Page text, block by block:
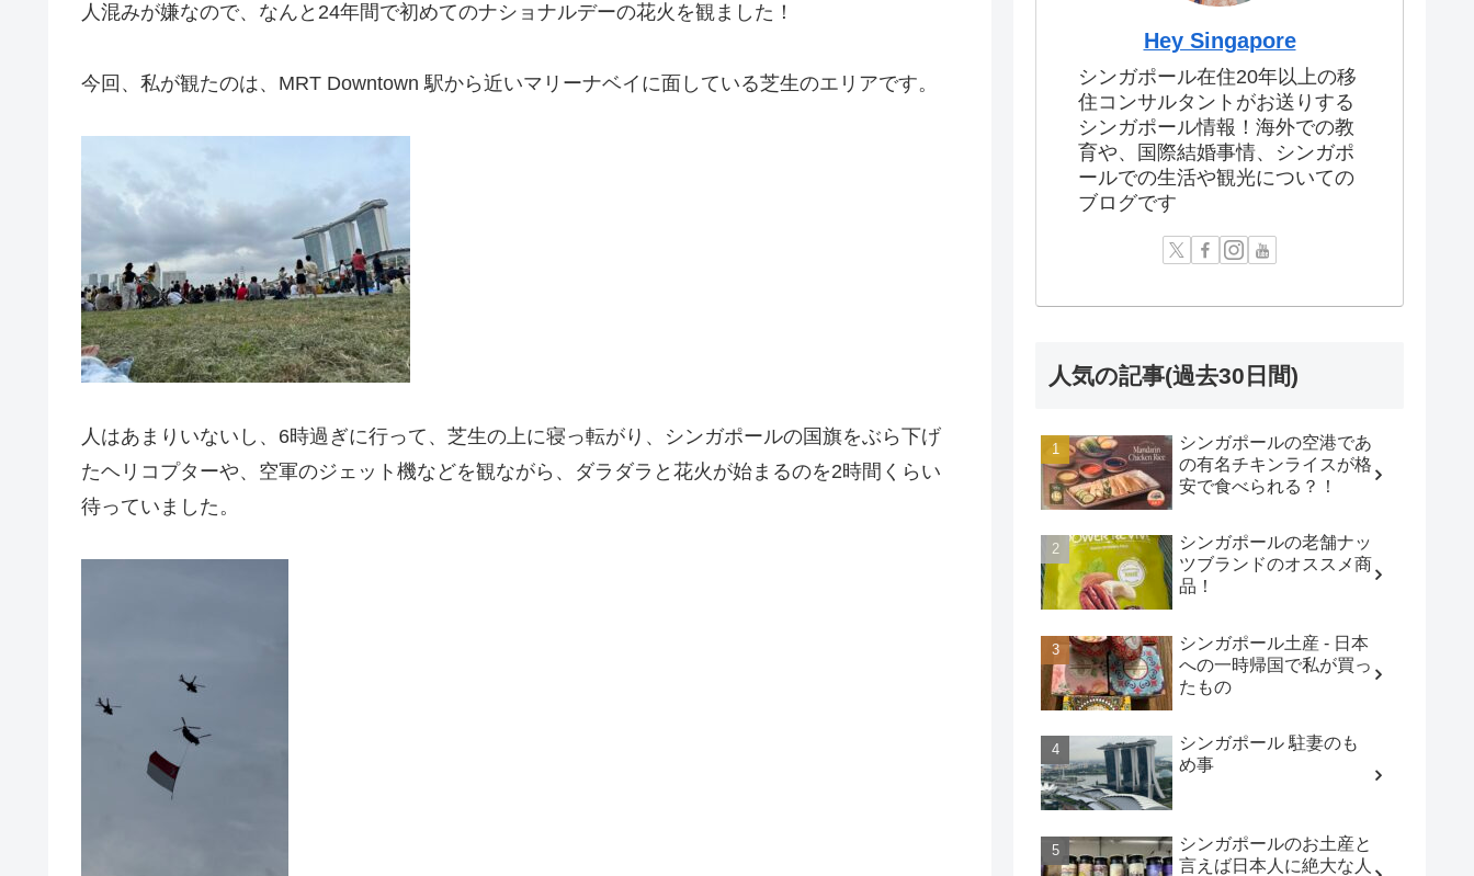
人混みが嫌なので、なんと24年間で初めてのナショナルデーの花火を観ました！
今回、私が観たのは、MRT Downtown 駅から近いマリーナベイに面している芝生のエリアです。
人はあまりいないし、6時過ぎに行って、芝生の上に寝っ転がり、シンガポールの国旗をぶら下げ
たヘリコプターや、空軍のジェット機などを観ながら、ダラダラと花火が始まるのを2時間くらい
待っていました。
Hey Singapore
シンガポール在住20年以上の移
住コンサルタントがお送りする
シンガポール情報！海外での教
育や、国際結婚事情、シンガポ
ールでの生活や観光についての
ブログです
人気の記事(過去30日間)
シンガポールの空港であ
の有名チキンライスが格
安で食べられる？！
シンガポールの老舗ナッ
ツブランドのオススメ商
品！
シンガポール土産 - 日本
への一時帰国で私が買っ
たもの
シンガポール 駐妻のも
め事
シンガポールのお土産と
言えば日本人に絶大な人